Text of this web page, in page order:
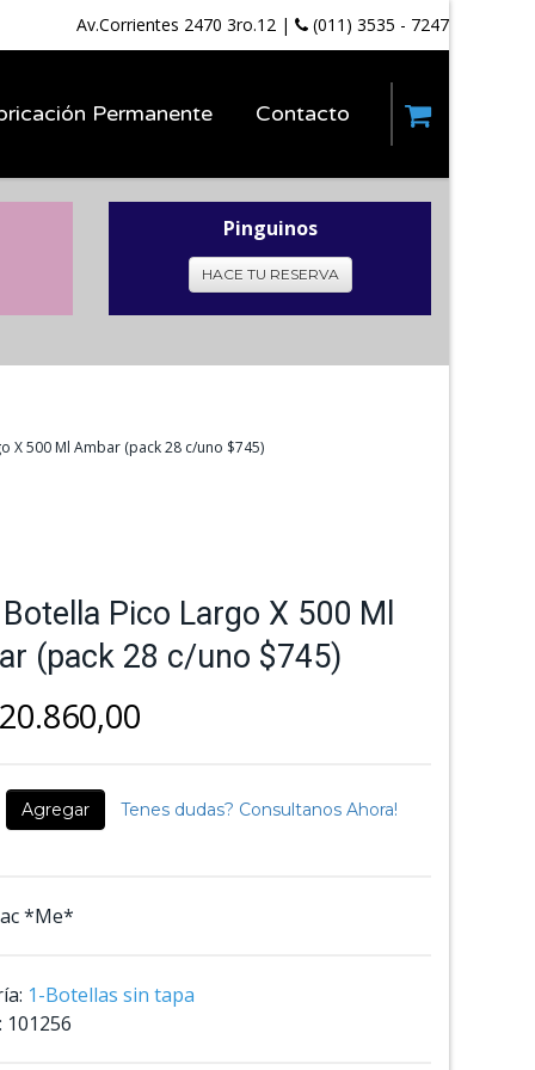
Av.Corrientes 2470 3ro.12 | (011) 3535 - 7247
Permanente Contacto
Pinguinos
HACE TU RESERVA
X 500 Ml Ambar (pack 28 c/uno $745)
Pico Largo X 500 Ml
(pack 28 c/uno $745)
Agregar Tenes dudas? Consultanos Ahora!
*Me*
1-Botellas sin tapa
101256